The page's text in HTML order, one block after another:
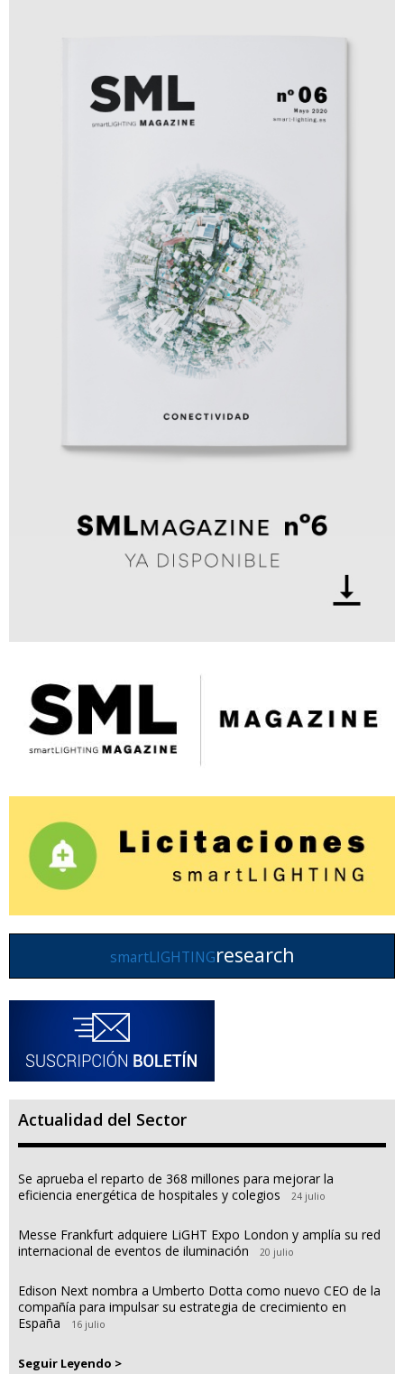
smartLIGHTINGresearch
Actualidad del Sector
Se aprueba el reparto de 368 millones para mejorar la
eficiencia energética de hospitales y colegios
24 julio
Messe Frankfurt adquiere LiGHT Expo London y amplía su red
internacional de eventos de iluminación
20 julio
Edison Next nombra a Umberto Dotta como nuevo CEO de la
compañía para impulsar su estrategia de crecimiento en
España
16 julio
Seguir Leyendo >